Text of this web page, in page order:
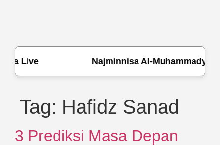
Najminnisa Al-
Tag: Hafidz Sanad
3 Prediksi Masa Depan